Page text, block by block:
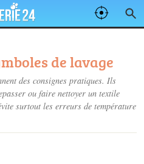
de lavage
des consignes pratiques. Ils
ou faire nettoyer un textile
surtout les erreurs de température